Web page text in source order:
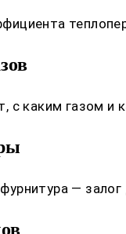
с каким газом
— залог